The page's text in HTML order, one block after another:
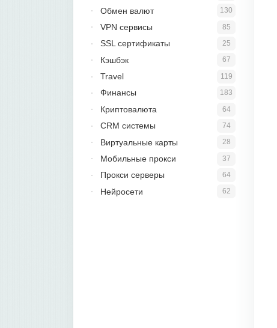
130
Обмен валют
85
VPN сервисы
25
SSL сертификаты
67
Кэшбэк
119
Travel
183
Финансы
64
Криптовалюта
74
CRM системы
28
Виртуальные карты
37
Мобильные прокси
64
Прокси серверы
62
Нейросети